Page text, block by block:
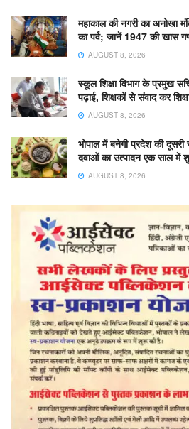
महाकाल की नगरी का अनोखा
का पर्व; जानें 1947 की खास
AUGUST 8, 2026
स्कूल शिक्षा विभाग के प्रमुख
पढ़ाई, शिक्षकों से संवाद कर
AUGUST 8, 2026
भोपाल में बनेगी प्रदेश की दूसरी
दवाओं का उत्पादन एक साल में
AUGUST 8, 2026